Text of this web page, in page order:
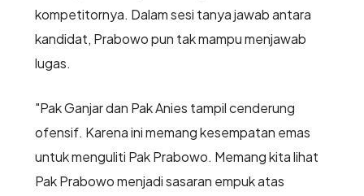
kompetitornya. Dalam sesi tanya jawab antara
kandidat, Prabowo pun tak mampu menjawab
lugas.
"Pak Ganjar dan Pak Anies tampil cenderung
ofensif. Karena ini memang kesempatan emas
untuk menguliti Pak Prabowo. Memang kita lihat
Pak Prabowo menjadi sasaran empuk atas